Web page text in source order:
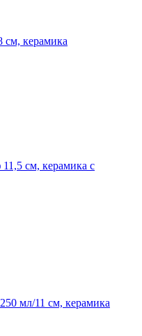
см, керамика
см, керамика с
мл/11 см, керамика